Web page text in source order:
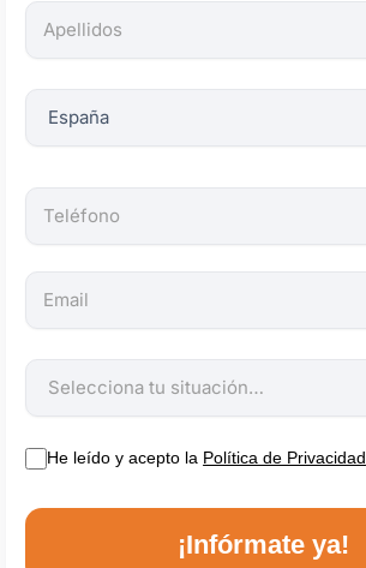
son
obligatorios.
He leído y acepto la Política de Privacidad
¡Infórmate ya!